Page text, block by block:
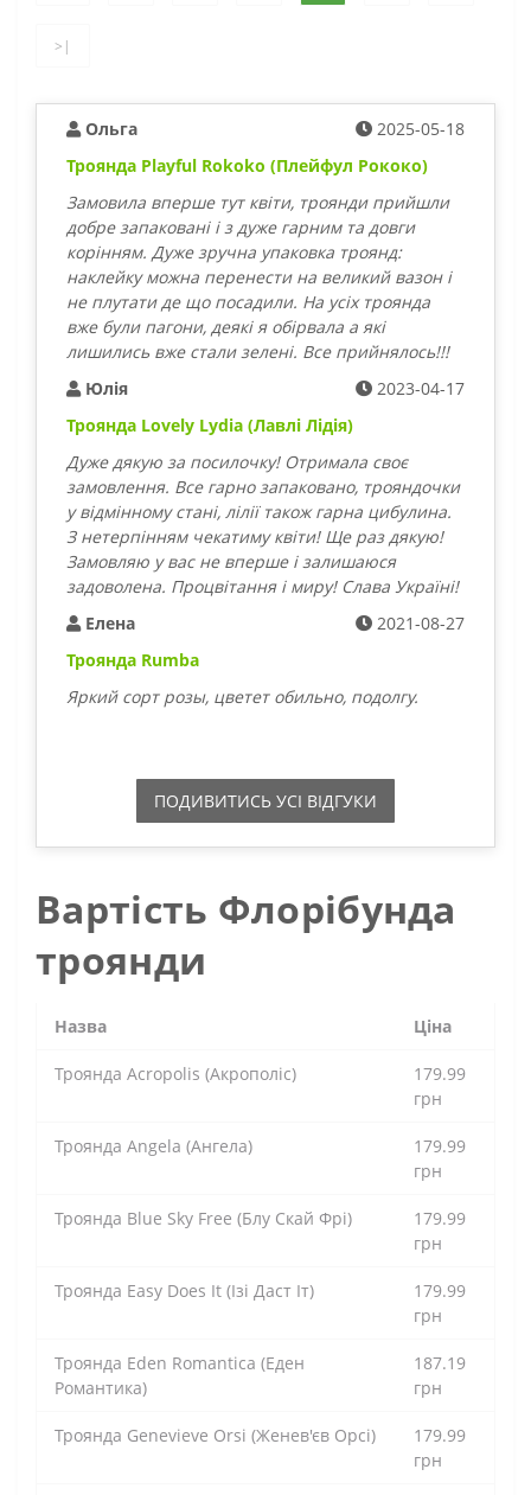
>|
Ольга
2025-05-18
Троянда Playful Rokoko (Плейфул Рококо)
Замовила вперше тут квіти, троянди прийшли
добре запаковані і з дуже гарним та довги
корінням. Дуже зручна упаковка троянд:
наклейку можна перенести на великий вазон і
не плутати де що посадили. На усіх троянда
вже були пагони, деякі я обірвала а які
лишились вже стали зелені. Все прийнялось!!!
Юлія
2023-04-17
Троянда Lovely Lydia (Лавлі Лідія)
Дуже дякую за посилочку! Отримала своє
замовлення. Все гарно запаковано, трояндочки
у відмінному стані, лілії також гарна цибулина.
З нетерпінням чекатиму квіти! Ще раз дякую!
Замовляю у вас не вперше і залишаюся
задоволена. Процвітання і миру! Слава Україні!
Елена
2021-08-27
Троянда Rumba
Яркий сорт розы, цветет обильно, подолгу.
ПОДИВИТИСЬ УСI ВIДГУКИ
Вартість Флорібунда
троянди
Назва Ціна
Троянда Acropolis (Акрополіс)
179.99
грн
Троянда Angela (Ангела)
179.99
грн
Троянда Blue Sky Free (Блу Скай Фрі)
179.99
грн
Троянда Easy Does It (Ізі Даст Іт)
179.99
грн
Троянда Eden Romantica (Еден
Романтика)
187.19
грн
Троянда Genevieve Orsi (Женев'єв Орсі)
179.99
грн